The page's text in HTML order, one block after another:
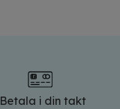
Betala i din takt